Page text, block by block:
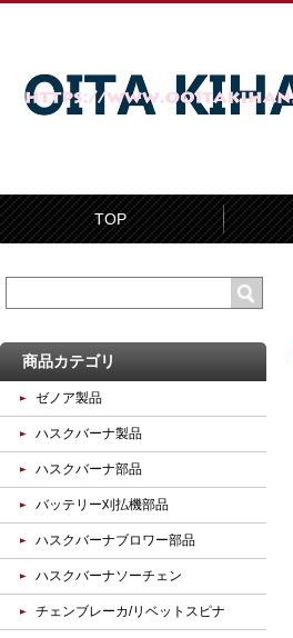
TOP
商品カテゴリ
ゼノア製品
ハスクバーナ製品
ハスクバーナ部品
バッテリー刈払機部品
ハスクバーナブロワー部品
ハスクバーナソーチェン
チェンブレーカ/リベットスピナ